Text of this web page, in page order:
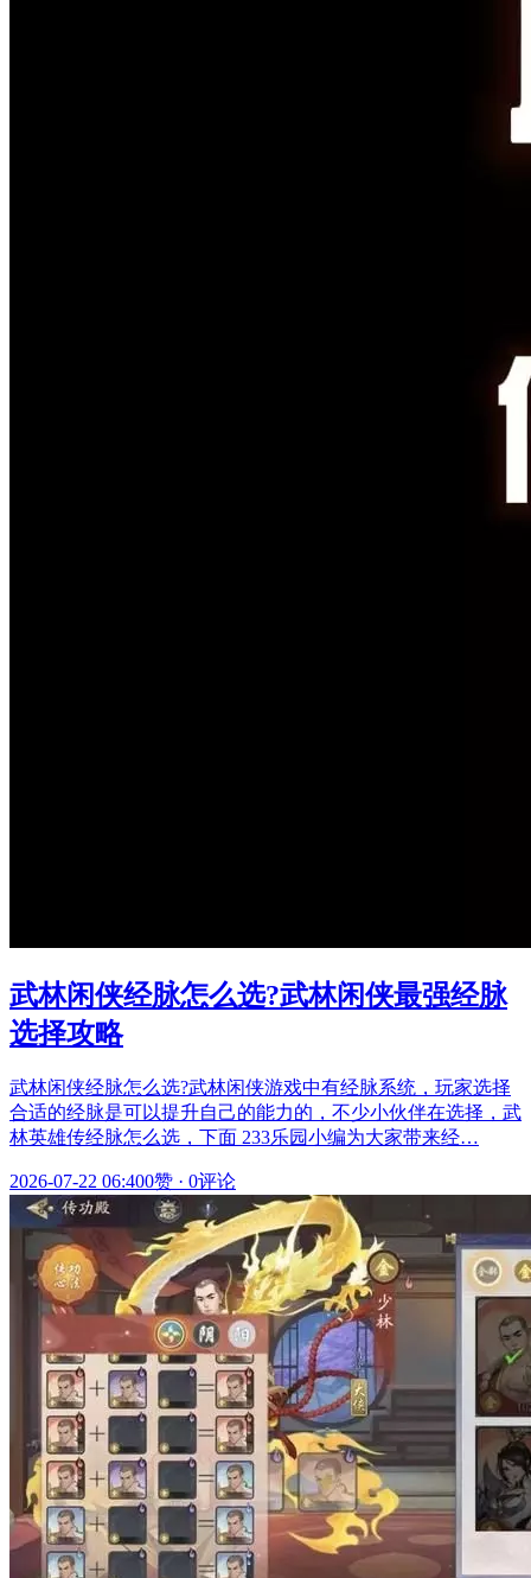
武林闲侠经脉怎么选?武林闲侠最强经脉
选择攻略
武林闲侠经脉怎么选?武林闲侠游戏中有经脉系统，玩家选择
合适的经脉是可以提升自己的能力的，不少小伙伴在选择，武
林英雄传经脉怎么选，下面 233乐园小编为大家带来经…
2026-07-22 06:400赞 · 0评论